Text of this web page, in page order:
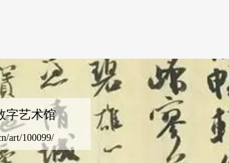
字艺术馆
art/100099/